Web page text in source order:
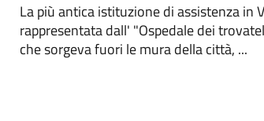
La più antica istituzione di assistenza in
rappresentata dall' "Ospedale dei
che sorgeva fuori le mura della città, ...